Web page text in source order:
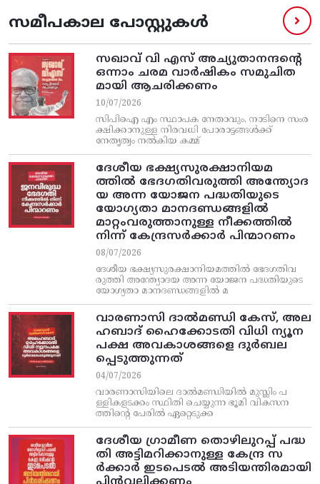
സമീപകാല പോസ്റ്റുകൾ
സഖാവ് വി എസ്‌ അച്യുതാനന്ദന്റെ
ഒന്നാം ചരമ വാര്‍ഷികം സമുചിത
മായി ആചരിക്കണം
10/07/2026
സിപിഐ എം സ്ഥാപക നേതാവും, നാടിനെ സംര
ക്ഷിക്കാനുള്ള നിരവധി പോരാട്ടങ്ങള്‍ക്ക്‌
നേതൃത്വം നല്‍കിയ കമ്മ്
ദേശീയ ഭക്ഷ്യസുരക്ഷാനിയമ
ത്തിൽ ഭേദഗതിവരുത്തി അന്ത്യോദ
യ അന്ന യോജന പദ്ധതിയുടെ
യോഗ്യതാ മാനദണ്ഡങ്ങളിൽ
മാറ്റംവരുത്താനുള്ള നീക്കത്തിൽ
നിന്ന്‌ കേന്ദ്രസർക്കാർ പിന്മാറണം
08/07/2026
ദേശീയ ഭക്ഷ്യസുരക്ഷാനിയമത്തിൽ ഭേദഗതിവ
രുത്തി അന്ത്യോദയ അന്ന യോജന പദ്ധതിയുടെ
യോഗ്യതാ മാനദണ്ഡങ്ങളിൽ മ
വാരണാസി ദാൽമണ്ഡി കേസ്, അല
ഹബാദ് ഹൈക്കോടതി വിധി ന്യൂന
പക്ഷ അവകാശങ്ങളെ ദുർബല
പ്പെടുത്തുന്നത്
04/07/2026
വാരണാസിയിലെ ദാൽമണ്ഡിയിൽ മുസ്ലിം പ
ള്ളികളടക്കം സ്ഥിതി ചെയ്യുന്ന ഭൂമി വികസന
ത്തിന്റെ പേരിൽ ഏറ്റെടുക്ക
ദേശീയ ഗ്രാമീണ തൊഴിലുറപ്പ്‌ പദ്ധ
തി അട്ടിമറിക്കാനുള്ള കേന്ദ്ര സ
ര്‍ക്കാര്‍ ഇടപെടല്‍ അടിയന്തിരമായി